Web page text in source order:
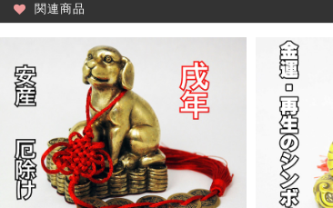
関連商品